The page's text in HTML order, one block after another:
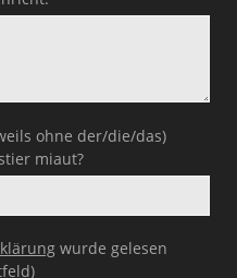
ohne der/die/das)
miaut?
wurde gelesen